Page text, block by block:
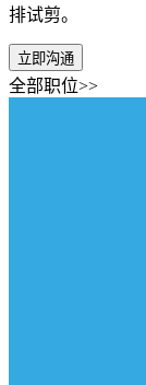
排试剪。
立即沟通
全部职位>>